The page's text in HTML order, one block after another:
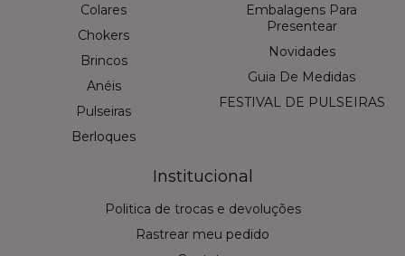
Colares
Chokers
Brincos
Anéis
Pulseiras
Berloques
Embalagens Para
Presentear
Novidades
Guia De Medidas
FESTIVAL DE PULSEIRAS
Institucional
Politica de trocas e devoluções
Rastrear meu pedido